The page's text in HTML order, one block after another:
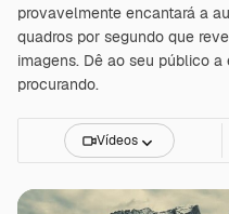
provavelmente encantará a
quadros por segundo que
imagens. Dê ao seu público
procurando.
Vídeos